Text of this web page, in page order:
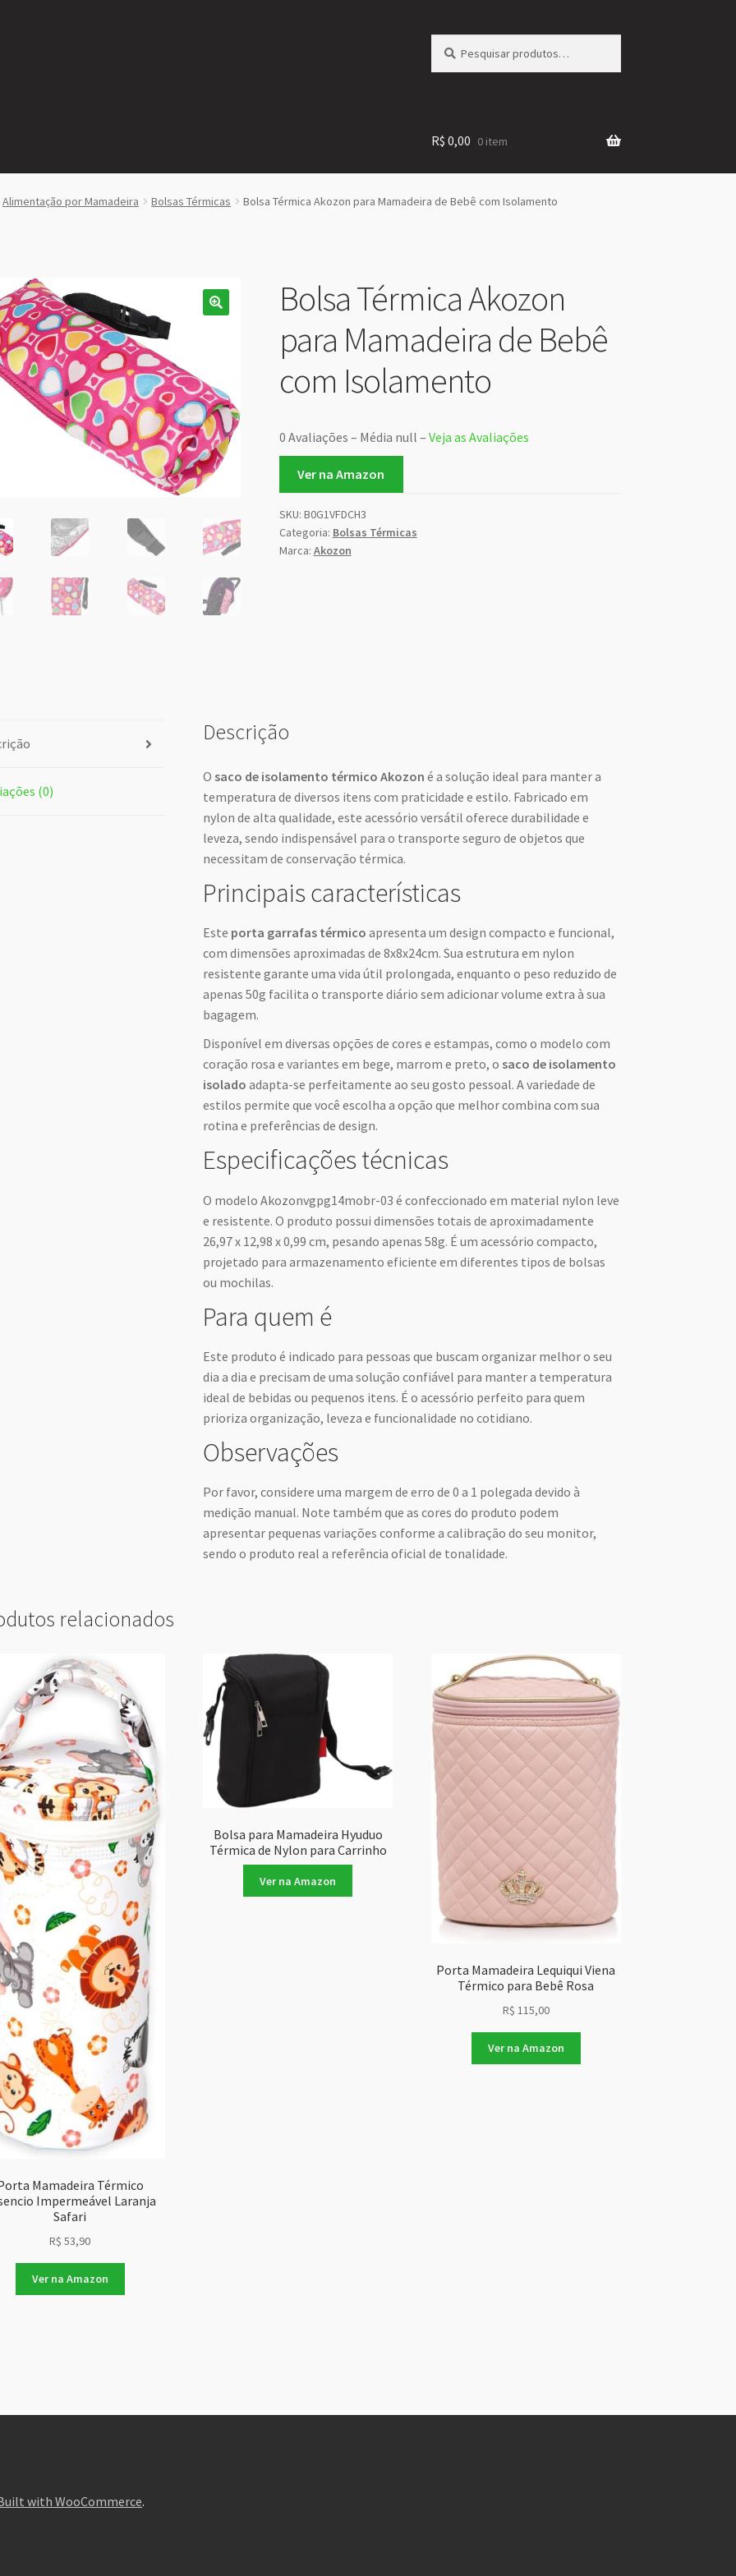
por:
R$ 0,00 0 item
Alimentação por Mamadeira Bolsas Térmicas Bolsa Térmica Akozon para Mamadeira de Bebê com Isolamento
Bolsa Térmica Akozon
para Mamadeira de Bebê
com Isolamento
0 Avaliações – Média null – Veja as Avaliações
Ver na Amazon
SKU: B0G1VFDCH3
Categoria: Bolsas Térmicas
Marca: Akozon
(0)
Descrição
Osaco de isolamento térmico Akozon é a solução ideal para manter a
temperatura de diversos itens com praticidade e estilo. Fabricado em
nylon de alta qualidade, este acessório versátil oferece durabilidade e
leveza, sendo indispensável para o transporte seguro de objetos que
necessitam de conservação térmica.
Principais características
Este porta garrafas térmico apresenta um design compacto e funcional,
com dimensões aproximadas de 8x8x24cm. Sua estrutura em nylon
resistente garante uma vida útil prolongada, enquanto o peso reduzido de
apenas 50g facilita o transporte diário sem adicionar volume extra à sua
bagagem.
Disponível em diversas opções de cores e estampas, como o modelo com
coração rosa e variantes em bege, marrom e preto, osaco de isolamento
isolado adapta-se perfeitamente ao seu gosto pessoal. A variedade de
estilos permite que você escolha a opção que melhor combina com sua
rotina e preferências de design.
Especificações técnicas
O modelo Akozonvgpg14mobr-03 é confeccionado em material nylon leve
e resistente. O produto possui dimensões totais de aproximadamente
26,97 x 12,98 x 0,99 cm, pesando apenas 58g. É um acessório compacto,
projetado para armazenamento eficiente em diferentes tipos de bolsas
ou mochilas.
Para quem é
Este produto é indicado para pessoas que buscam organizar melhor o seu
dia a dia e precisam de uma solução confiável para manter a temperatura
ideal de bebidas ou pequenos itens. É o acessório perfeito para quem
prioriza organização, leveza e funcionalidade no cotidiano.
Observações
Por favor, considere uma margem de erro de 0 a 1 polegada devido à
medição manual. Note também que as cores do produto podem
apresentar pequenas variações conforme a calibração do seu monitor,
sendo o produto real a referência oficial de tonalidade.
relacionados
Mamadeira Térmico
Impermeável Laranja
Safari
R$ 53,90
Ver na Amazon
Bolsa para Mamadeira Hyuduo
Térmica de Nylon para Carrinho
Ver na Amazon
Porta Mamadeira Lequiqui Viena
Térmico para Bebê Rosa
R$ 115,00
Ver na Amazon
with WooCommerce.